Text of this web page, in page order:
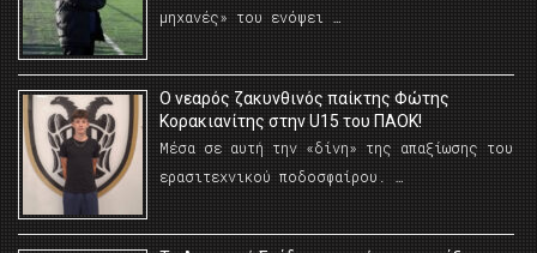
μηχανές» του ενόψει …
O νεαρός ζακυνθινός παίκτης Φώτης
Κορακιανίτης στην U15 του ΠΑΟΚ!
Μέσα σε αυτή την «δίνη» της απαξίωσης του
ερασιτεχνικού ποδοσφαίρου. …